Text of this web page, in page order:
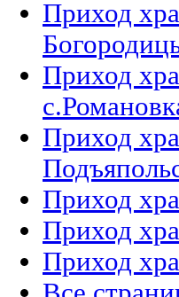
Приход
Приход
Приход
Приход
Приход
Приход